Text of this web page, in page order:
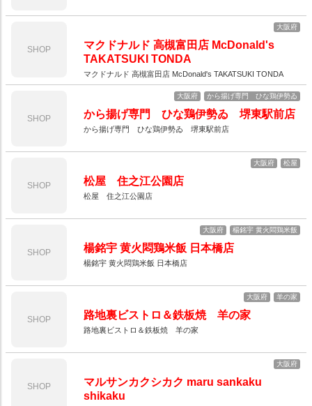
SHOP
大阪府
マクドナルド 高槻富田店 McDonald's
TAKATSUKI TONDA
マクドナルド 高槻富田店 McDonald's TAKATSUKI TONDA
SHOP
大阪府 から揚げ専門 ひな鶏伊勢ゐ
から揚げ専門 ひな鶏伊勢ゐ 堺東駅前店
から揚げ専門 ひな鶏伊勢ゐ 堺東駅前店
SHOP
大阪府 松屋
松屋 住之江公園店
松屋 住之江公園店
SHOP
大阪府 楊銘宇 黄火悶鶏米飯
楊銘宇 黄火悶鶏米飯 日本橋店
楊銘宇 黄火悶鶏米飯 日本橋店
SHOP
大阪府 羊の家
路地裏ビストロ＆鉄板焼 羊の家
路地裏ビストロ＆鉄板焼 羊の家
SHOP
大阪府
マルサンカクシカク maru sankaku
shikaku